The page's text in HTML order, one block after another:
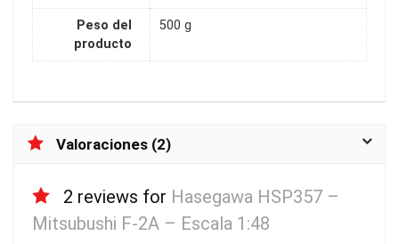
Peso del
producto
500 g
Valoraciones (2)
2 reviews for Hasegawa HSP357 –
Mitsubushi F-2A – Escala 1:48